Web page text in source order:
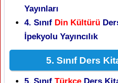
Yayınları
4. Sınıf Din Kültürü
İpekyolu Yayıncılık
5. Sınıf Ders